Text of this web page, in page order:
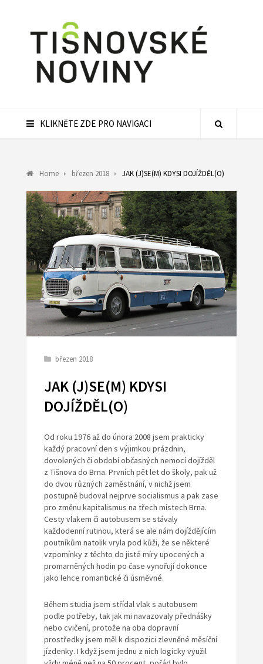
KLIKNĚTE ZDE PRO NAVIGACI
Home březen 2018 JAK (J)SE(M) KDYSI DOJÍŽDĚL(O)
březen 2018
JAK (J)SE(M) KDYSI
DOJÍŽDĚL(O)
Od roku 1976 až do února 2008 jsem prakticky
každý pracovní den s výjimkou prázdnin,
dovolených či období občasných nemocí dojížděl
z Tišnova do Brna. Prvních pět let do školy, pak už
do dvou různých zaměstnání, v nichž jsem
postupně budoval nejprve socialismus a pak zase
pro změnu kapitalismus na třech místech Brna.
Cesty vlakem či autobusem se stávaly
každodenní rutinou, která se ale nám dojíždějícím
poutníkům natolik vryla pod kůži, že se některé
vzpomínky z těchto do jisté míry upocených a
promarněných hodin po čase vynořují dokonce
jako lehce romantické či úsměvné.
Během studia jsem střídal vlak s autobusem
podle potřeby, tak jak mi navazovaly přednášky
nebo cvičení, protože na oba dopravní
prostředky jsem měl k dispozici zlevněné měsíční
jízdenky. I když jsem jednu z nich logicky využil